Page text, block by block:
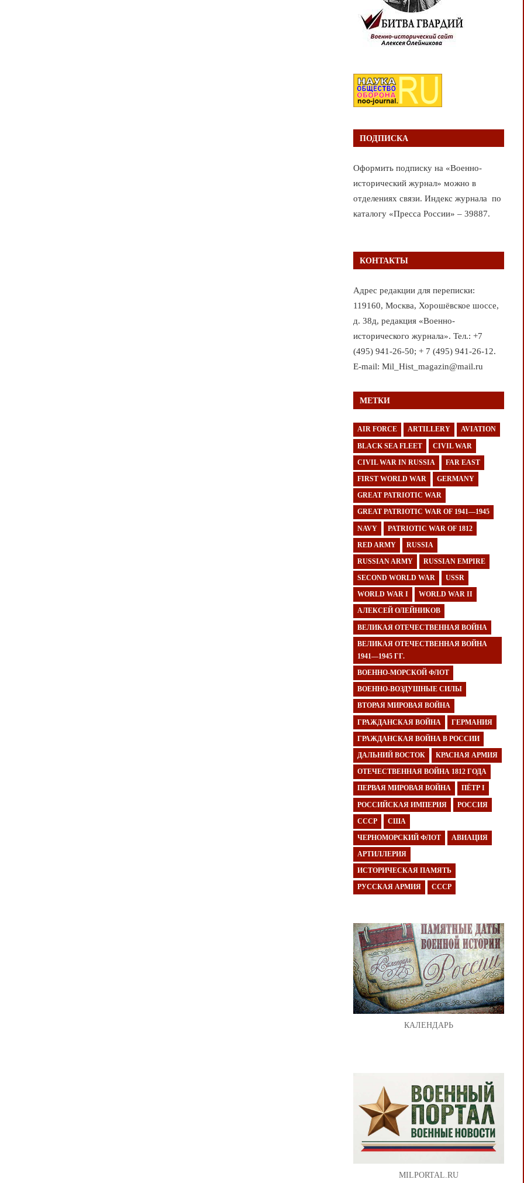
ПОДПИСКА
Оформить подписку на «Военно-
исторический журнал» можно в
отделениях связи. Индекс журнала по
каталогу «Пресса России» – 39887.
КОНТАКТЫ
Адрес редакции для переписки:
119160, Москва, Хорошёвское шоссе,
д. 38д, редакция «Военно-
исторического журнала». Тел.: +7
(495) 941-26-50; + 7 (495) 941-26-12.
E-mail: Mil_Hist_magazin@mail.ru
МЕТКИ
AIR FORCE ARTILLERY AVIATION
BLACK SEA FLEET CIVIL WAR
CIVIL WAR IN RUSSIA FAR EAST
FIRST WORLD WAR GERMANY
GREAT PATRIOTIC WAR
GREAT PATRIOTIC WAR OF 1941—1945
NAVY PATRIOTIC WAR OF 1812
RED ARMY RUSSIA
RUSSIAN ARMY RUSSIAN EMPIRE
SECOND WORLD WAR USSR
WORLD WAR I WORLD WAR II
АЛЕКСЕЙ ОЛЕЙНИКОВ
ВЕЛИКАЯ ОТЕЧЕСТВЕННАЯ ВОЙНА
ВЕЛИКАЯ ОТЕЧЕСТВЕННАЯ ВОЙНА
1941—1945 ГГ.
ВОЕННО-МОРСКОЙ ФЛОТ
ВОЕННО-ВОЗДУШНЫЕ СИЛЫ
ВТОРАЯ МИРОВАЯ ВОЙНА
ГРАЖДАНСКАЯ ВОЙНА ГЕРМАНИЯ
ГРАЖДАНСКАЯ ВОЙНА В РОССИИ
ДАЛЬНИЙ ВОСТОК КРАСНАЯ АРМИЯ
ОТЕЧЕСТВЕННАЯ ВОЙНА 1812 ГОДА
ПЕРВАЯ МИРОВАЯ ВОЙНА ПЁТР I
РОССИЙСКАЯ ИМПЕРИЯ РОССИЯ
СССР США
ЧЕРНОМОРСКИЙ ФЛОТ АВИАЦИЯ
АРТИЛЛЕРИЯ
ИСТОРИЧЕСКАЯ ПАМЯТЬ
РУССКАЯ АРМИЯ СССР
КАЛЕНДАРЬ
MILPORTAL.RU